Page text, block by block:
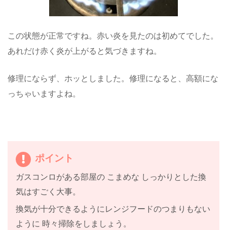
この状態が正常ですね。赤い炎を見たのは初めてでした。
あれだけ赤く炎が上がると気づきますね。
修理にならず、ホッとしました。修理になると、高額にな
っちゃいますよね。
ポイント
ガスコンロがある部屋の こまめな しっかりとした換
気はすごく大事。
換気が十分できるようにレンジフードのつまりもない
ように 時々掃除をしましょう。